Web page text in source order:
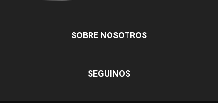
SOBRE NOSOTROS
SEGUINOS